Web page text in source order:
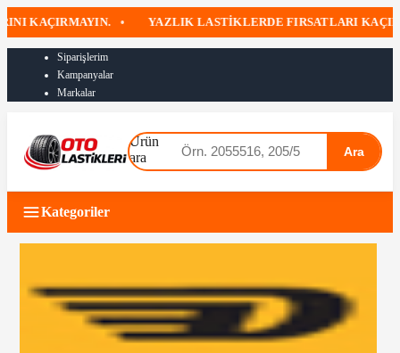
• YAZLIK LASTIKLERDE FIRSATLARI
Siparişlerim
Kampanyalar
Markalar
Ürün
ara
Ara
Kategoriler